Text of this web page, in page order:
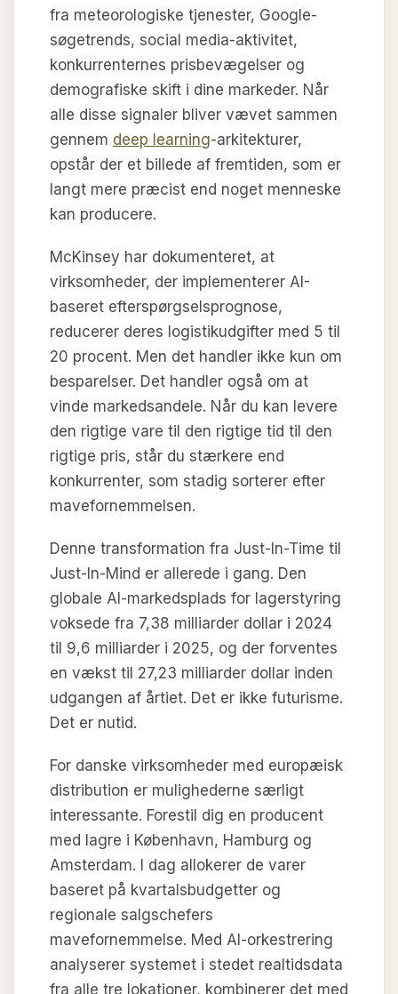
fra meteorologiske tjenester, Google-
søgetrends, social media-aktivitet,
konkurrenternes prisbevægelser og
demografiske skift i dine markeder. Når
alle disse signaler bliver vævet sammen
gennem deep learning-arkitekturer,
opstår der et billede af fremtiden, som er
langt mere præcist end noget menneske
kan producere.
McKinsey har dokumenteret, at
virksomheder, der implementerer AI-
baseret efterspørgselsprognose,
reducerer deres logistikudgifter med 5 til
20 procent. Men det handler ikke kun om
besparelser. Det handler også om at
vinde markedsandele. Når du kan levere
den rigtige vare til den rigtige tid til den
rigtige pris, står du stærkere end
konkurrenter, som stadig sorterer efter
mavefornemmelsen.
Denne transformation fra Just-In-Time til
Just-In-Mind er allerede i gang. Den
globale AI-markedsplads for lagerstyring
voksede fra 7,38 milliarder dollar i 2024
til 9,6 milliarder i 2025, og der forventes
en vækst til 27,23 milliarder dollar inden
udgangen af årtiet. Det er ikke futurisme.
Det er nutid.
For danske virksomheder med europæisk
distribution er mulighederne særligt
interessante. Forestil dig en producent
med lagre i København, Hamburg og
Amsterdam. I dag allokerer de varer
baseret på kvartalsbudgetter og
regionale salgschefers
mavefornemmelse. Med AI-orkestrering
analyserer systemet i stedet realtidsdata
fra alle tre lokationer, kombinerer det med